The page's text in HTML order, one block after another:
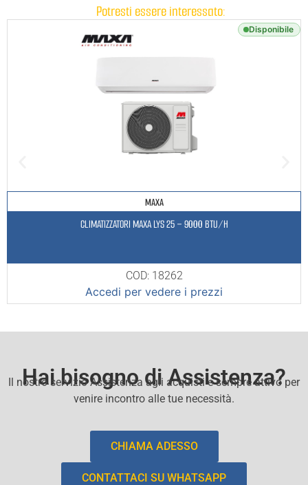
Potresti essere interessato:
Disponibile
MAXA
CLIMATIZZATORI MAXA LYS 25 – 9000 BTU/H
COD: 18262
Accedi per vedere i prezzi
Hai bisogno di Assistenza?
Il nostro servizio Assistenza agli acquisti e sempre attivo per
venire incontro alle tue necessità.
CHIAMA ADESSO
CONTATTACI SU WHATSAPP